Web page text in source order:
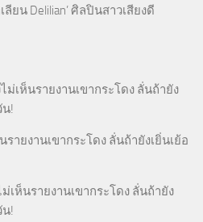
ลียน Delilian’ ศิลปินสาวเสียงดี
ม่เห็นรายงานเขากระโดง ลั่นถ้ายัง
น!
รายงานเขากระโดง ลั่นถ้ายังเยิ่นเย้อ
ม่เห็นรายงานเขากระโดง ลั่นถ้ายัง
น!